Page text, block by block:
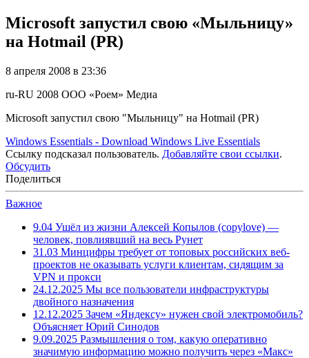
Microsoft запустил свою «Мыльницу»
на Hotmail (PR)
8 апреля 2008 в 23:36
ru-RU 2008 ООО «Роем» Медиа
Microsoft запустил свою "Мыльницу" на Hotmail (PR)
Windows Essentials - Download Windows Live Essentials
Ссылку подсказал пользователь. Добавляйте свои ссылки.
Обсудить
Поделиться
Важное
9.04 Ушёл из жизни Алексей Копылов (copylove) —
человек, повлиявший на весь Рунет
31.03 Минцифры требует от топовых российских веб-
проектов не оказывать услуги клиентам, сидящим за
VPN и прокси
24.12.2025 Мы все пользователи инфраструктуры
двойного назначения
12.12.2025 Зачем «Яндексу» нужен свой электромобиль?
Объясняет Юрий Синодов
9.09.2025 Размышления о том, какую оперативно
значимую информацию можно получить через «Макс»